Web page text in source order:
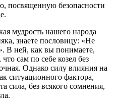
посвященную безопасности
мудрость нашего народа
знаете пословицу: «Не
В ней, как вы понимаете,
сам по себе козел без
Однако силу влияния на
ситуационного фактора,
сила, без всякого сомнения,